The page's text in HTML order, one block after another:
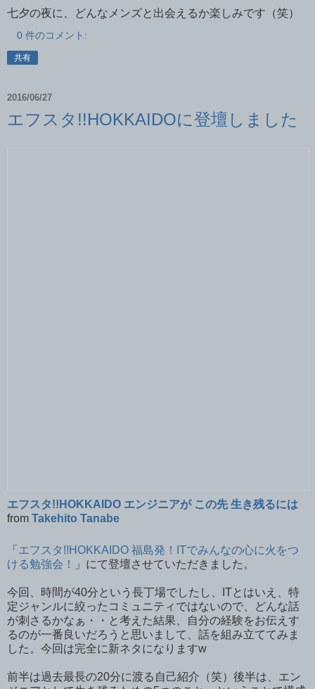
七夕の夜に、どんなメンズと出会えるか楽しみです（笑）
0 件のコメント:
共有
2016/06/27
エフスタ!!HOKKAIDOに登壇しました
エフスタ!!HOKKAIDO エンジニアが この先 生き残るには
from Takehito Tanabe
「 エフスタ!!HOKKAIDO 福島発！ITでみんなの心に火をつ
ける勉強会！
」にて登壇させていただきました。
今回、時間が40分という長丁場でしたし、ITとはいえ、特
定ジャンルに絞ったコミュニティではないので、どんな話
が刺さるかなぁ・・と考えた結果、自分の経験をお伝えす
るのが一番良いだろうと思いまして、話を組み立ててみま
した。今回は完全に新ネタになりますw
前半は過去最長の20分に渡る自己紹介（笑）後半は、エン